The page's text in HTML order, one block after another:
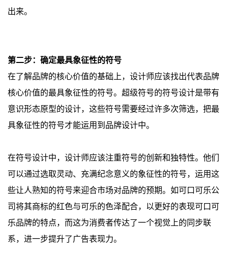
出来。
第二步：确定最具象征性的符号
在了解品牌的核心价值的基础上，设计师应该找出代表品牌
核心价值的最具象征性的符号。超级符号的符号设计是带有
意识形态原型的设计，这些符号需要经过许多次筛选，把最
具象征性的符号才能运用到品牌设计中。
在符号设计中，设计师应该注重符号的创新和独特性。他们
可以通过选取灵动、充满纪念意义的象征性的符号，运用这
些让人熟知的符号来迎合市场对品牌的预期。如可口可乐公
司将其商标的红色与可乐的色泽配合，以更好的表现可口可
乐品牌的特点，而这为消费者传达了一个视觉上的同步联
系，进一步提升了广告表现力。